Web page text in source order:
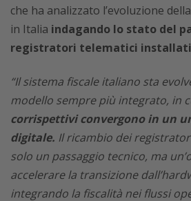
che ha analizzato l’evoluzione
in Italia indagando lo stato del
registratori telematici installati
“Il sistema fiscale italiano sta
modello sempre più integrato, in
corrispettivi convergono in un
digitale. Il ricambio dei
solo un passaggio tecnico, ma
accelerare la transizione
integrando la fiscalità nei flussi